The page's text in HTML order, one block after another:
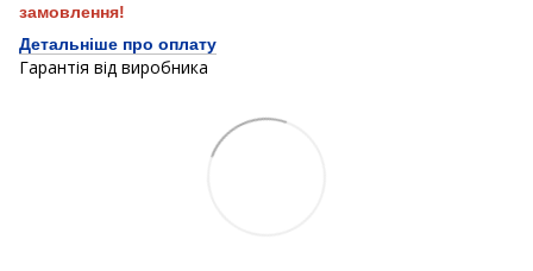
замовлення!
Детальніше про оплату
Гарантія від виробника